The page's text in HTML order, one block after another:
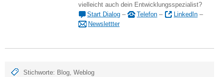
vielleicht auch dein Entwicklungsspezialist?
Start Dialog – Telefon – LinkedIn –
Newslettter
Stichworte: Blog ,Weblog